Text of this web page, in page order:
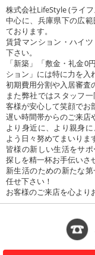
株式会社LifeStyle (ライ
中心に、兵庫県下の広
ております。
賃貸マンション・ハイ
下さい。
「新築」「敷金・礼金0
ション」には特に力を入
初期費用分割や入居審査
また弊社ではスタッフ
客様が安心して笑顔でお
遅い時間帯からのご来店
より身近に、より親身
よう日々努めてまいりま
皆様の新しい生活をサ
探しを精一杯お手伝いさ
新生活のための新たな
任せ下さい！
お客様のご来店を心よ